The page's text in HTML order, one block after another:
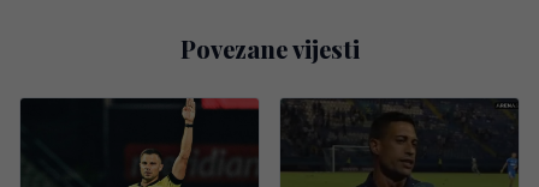
Povezane vijesti